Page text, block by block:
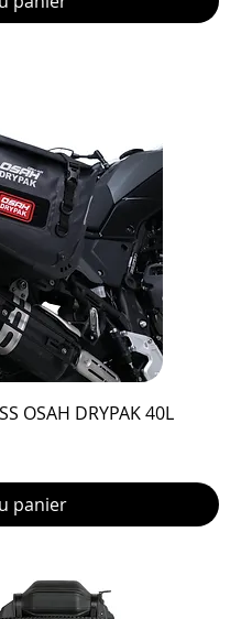
OSAH DRYPAK 40L
panier